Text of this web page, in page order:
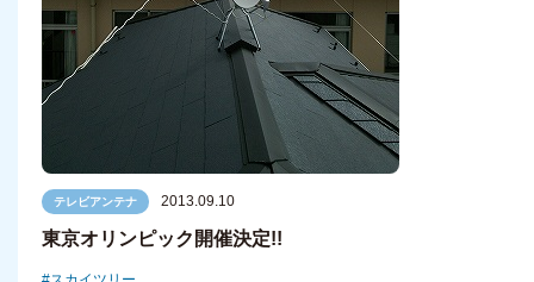
テレビアンテナ 2013.09.10
東京オリンピック開催決定!!